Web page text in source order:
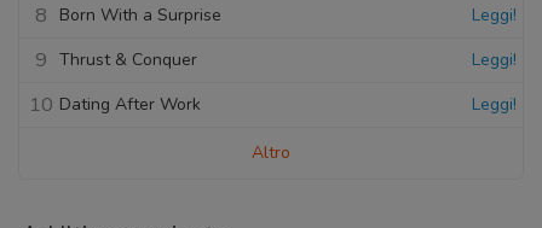
8 Born With a Surprise Leggi!
9 Thrust & Conquer Leggi!
10 Dating After Work Leggi!
Altro